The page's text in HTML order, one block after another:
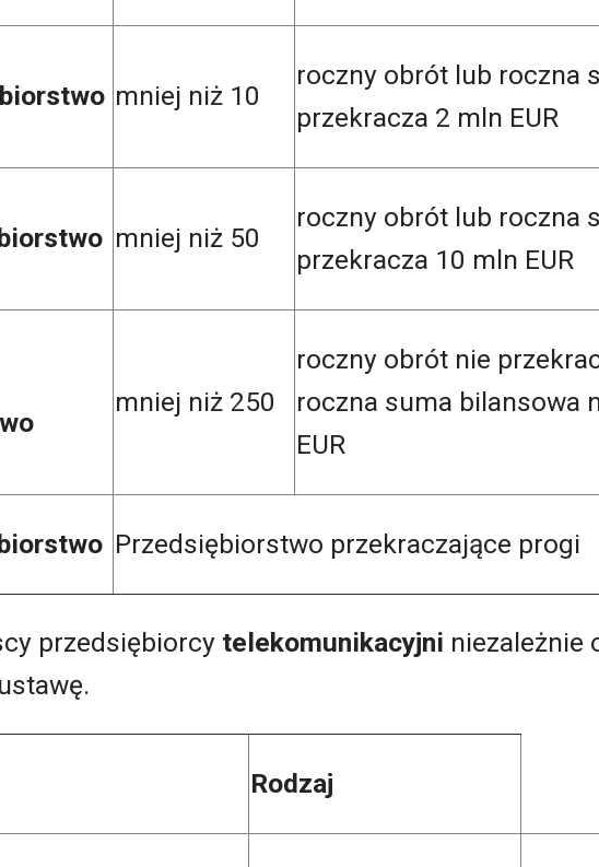
mniej niż 10
roczny obrót lub roczna
przekracza 2 mln EUR
mniej niż 50
roczny obrót lub roczna
przekracza 10 mln EUR
mniej niż 250
roczny obrót nie
roczna suma bilansowa
EUR
Przedsiębiorstwo przekraczające progi
przedsiębiorcy telekomunikacyjni niezależnie
Rodzaj